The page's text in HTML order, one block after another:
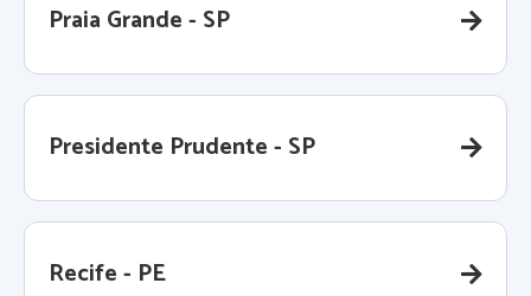
Praia Grande - SP
Presidente Prudente - SP
Recife - PE